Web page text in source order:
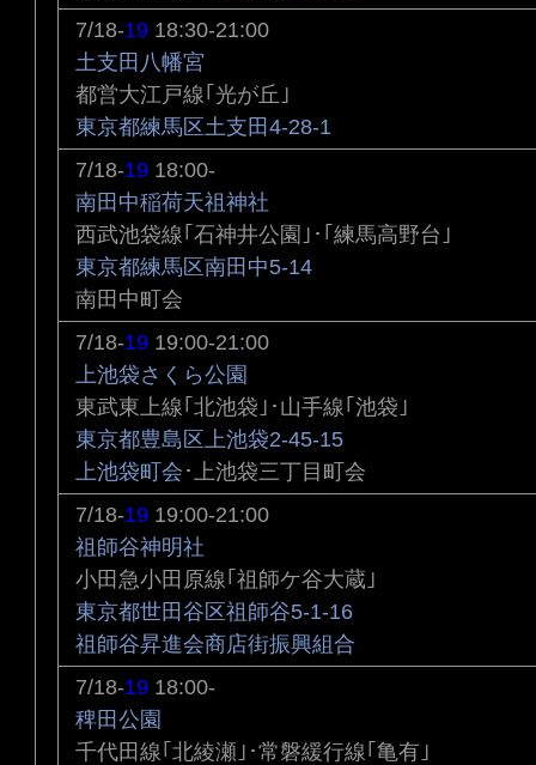
7/18-19 18:30-21:00
土支田八幡宮
都営大江戸線｢光が丘｣
東京都練馬区土支田4-28-1
7/18-19 18:00-
南田中稲荷天祖神社
西武池袋線｢石神井公園｣･｢練馬高野台｣
東京都練馬区南田中5-14
南田中町会
7/18-19 19:00-21:00
上池袋さくら公園
東武東上線｢北池袋｣･山手線｢池袋｣
東京都豊島区上池袋2-45-15
上池袋町会 ･上池袋三丁目町会
7/18-19 19:00-21:00
祖師谷神明社
小田急小田原線｢祖師ケ谷大蔵｣
東京都世田谷区祖師谷5-1-16
祖師谷昇進会商店街振興組合
7/18-19 18:00-
稗田公園
千代田線｢北綾瀬｣･常磐緩行線｢亀有｣